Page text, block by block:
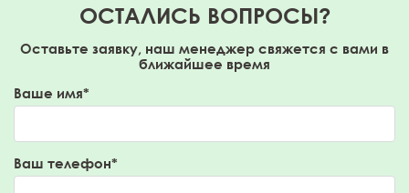
ОСТАЛИСЬ ВОПРОСЫ?
Оставьте заявку, наш менеджер свяжется с вами в
ближайшее время
Ваше имя*
Ваш телефон*